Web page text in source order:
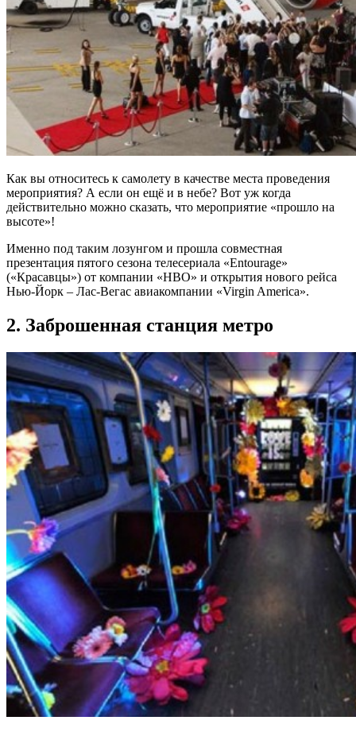
Как вы относитесь к самолету в качестве места проведения
мероприятия? А если он ещё и в небе? Вот уж когда
действительно можно сказать, что мероприятие «прошло на
высоте»!
Именно под таким лозунгом и прошла совместная
презентация пятого сезона телесериала «Entourage»
(«Красавцы») от компании «HBO» и открытия нового рейса
Нью-Йорк – Лас-Вегас авиакомпании «Virgin America».
2. Заброшенная станция метро